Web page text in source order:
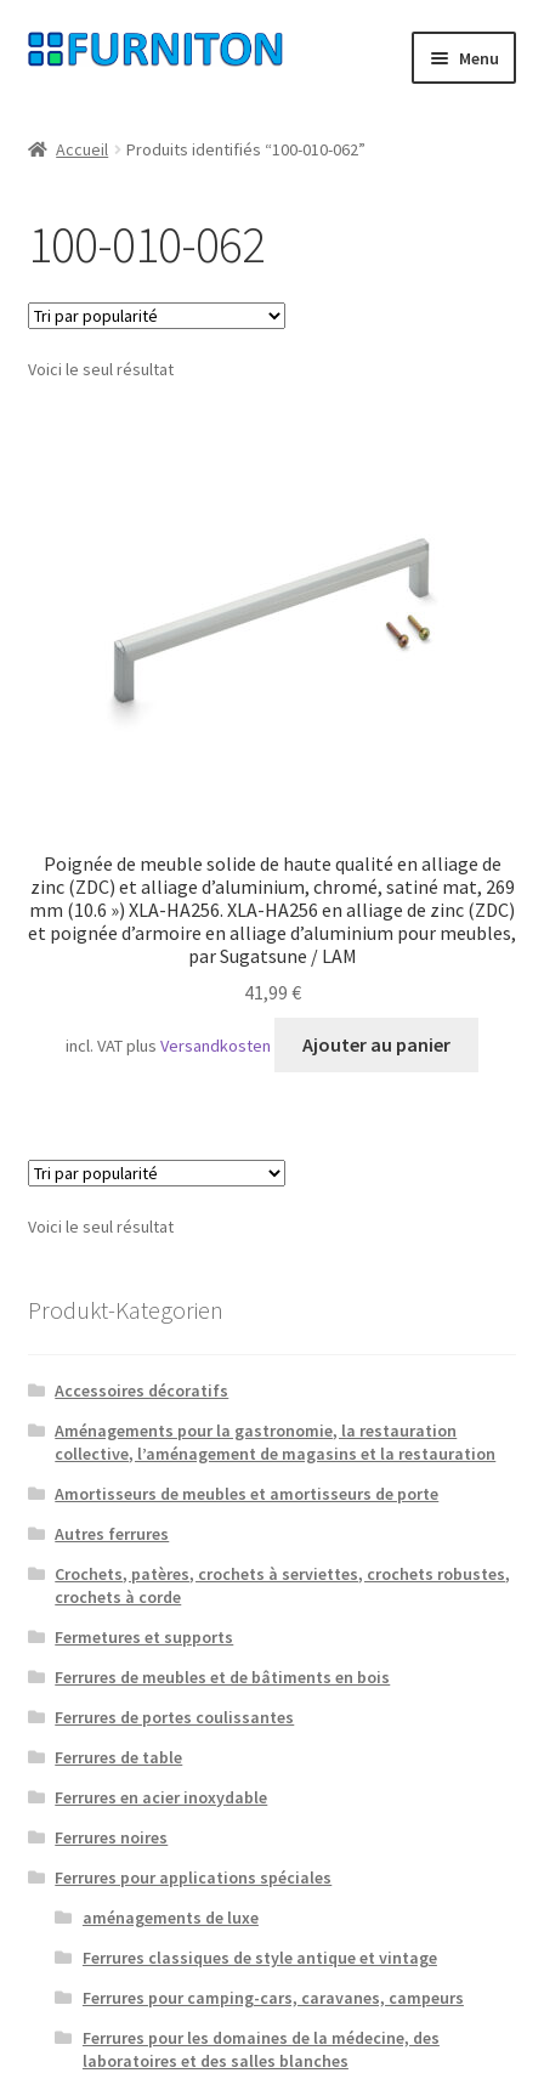
Aller
à
navigation
Aller
au
Menu
Protection des données
Droit de rétractation
Contact
Accueil Produits identifiés “100-010-062”
100-010-062
Voici le seul résultat
Poignée de meuble solide de haute qualité en alliage de
zinc (ZDC) et alliage d’aluminium, chromé, satiné mat, 269
mm (10.6 ») XLA-HA256. XLA-HA256 en alliage de zinc (ZDC)
et poignée d’armoire en alliage d’aluminium pour meubles,
par Sugatsune / LAM
41,99 €
incl. VATplusVersandkosten Ajouter au panier
Voici le seul résultat
Produkt-Kategorien
Accessoires décoratifs
Aménagements pour la gastronomie, la restauration
collective, l’aménagement de magasins et la restauration
Amortisseurs de meubles et amortisseurs de porte
Autres ferrures
Crochets, patères, crochets à serviettes, crochets robustes,
crochets à corde
Fermetures et supports
Ferrures de meubles et de bâtiments en bois
Ferrures de portes coulissantes
Ferrures de table
Ferrures en acier inoxydable
Ferrures noires
Ferrures pour applications spéciales
aménagements de luxe
Ferrures classiques de style antique et vintage
Ferrures pour camping-cars, caravanes, campeurs
Ferrures pour les domaines de la médecine, des
laboratoires et des salles blanches